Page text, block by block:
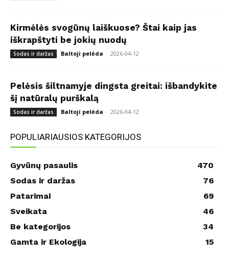
Kirmėlės svogūnų laiškuose? Štai kaip jas
iškrapštyti be jokių nuodų
Sodas ir daržas Baltoji pelėda - 2026-04-12
Pelėsis šiltnamyje dingsta greitai: išbandykite
šį natūralų purškalą
Sodas ir daržas Baltoji pelėda - 2026-04-12
POPULIARIAUSIOS KATEGORIJOS
Gyvūnų pasaulis
470
Sodas ir daržas
76
Patarimai
69
Sveikata
46
Be kategorijos
34
Gamta ir Ekologija
15